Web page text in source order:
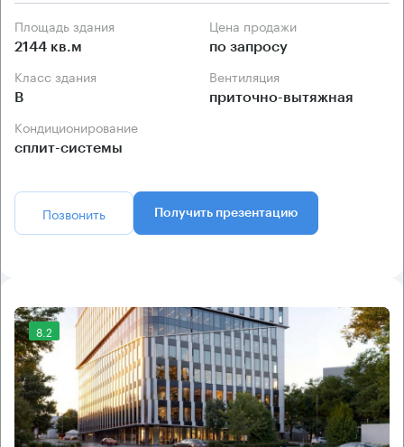
Площадь здания
2144 кв.м
Цена продажи
по запросу
Класс здания
B
Вентиляция
приточно-вытяжная
Кондиционирование
сплит-системы
Позвонить Получить презентацию
8.2